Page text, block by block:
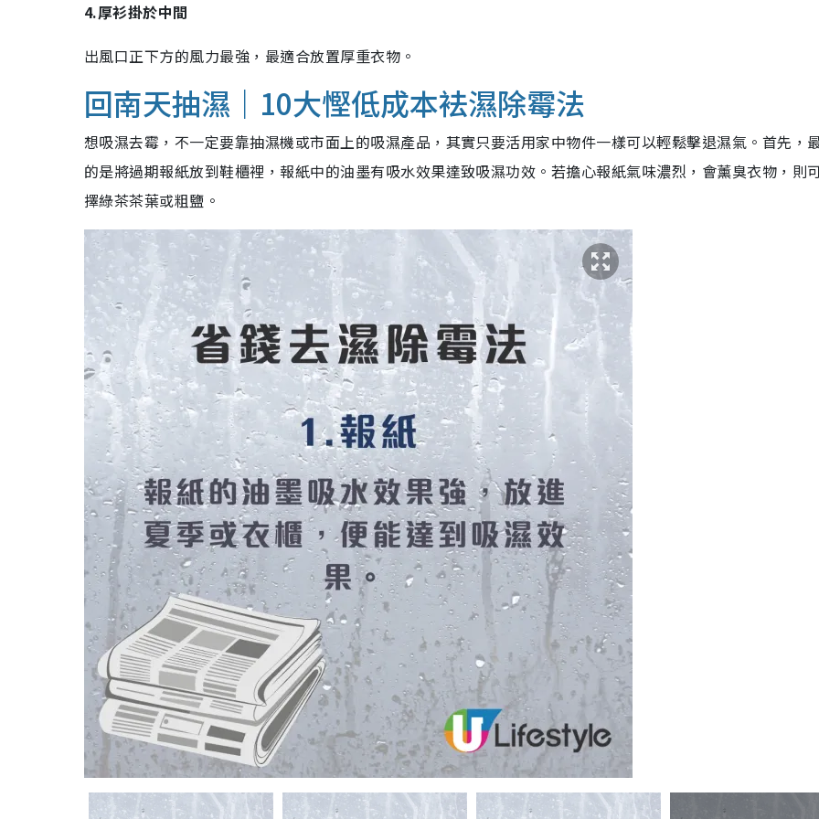
4.厚衫掛於中間
出風口正下方的風力最強，最適合放置厚重衣物。
回南天抽濕｜10大慳低成本袪濕除霉法
想吸濕去霉，不一定要靠抽濕機或市面上的吸濕產品，其實只要活用家中物件一樣可以輕鬆擊退濕氣。首先，
的是將過期報紙放到鞋櫃裡，報紙中的油墨有吸水效果達致吸濕功效。若擔心報紙氣味濃烈，會薰臭衣物，則
擇綠茶茶葉或粗鹽。